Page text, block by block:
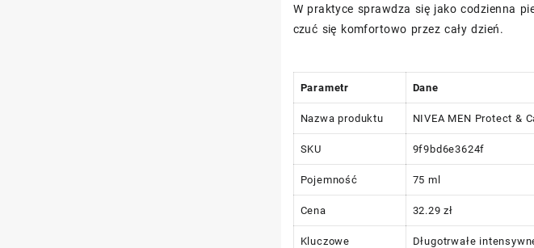
W praktyce sprawdza się jako codzienna
czuć się komfortowo przez cały dzień.
Parametr Dane
Nazwa produktu NIVEA MEN Protect &
SKU 9f9bd6e3624f
Pojemność 75 ml
Cena 32.29 zł
Kluczowe
Długotrwałe